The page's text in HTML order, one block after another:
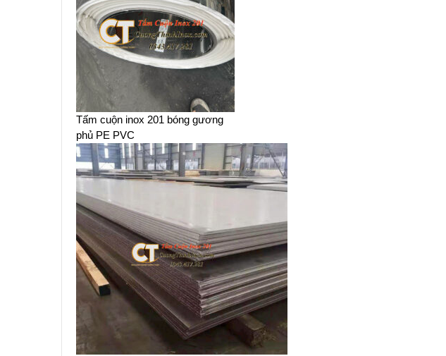
Tấm cuộn inox 201 bóng gương
phủ PE PVC